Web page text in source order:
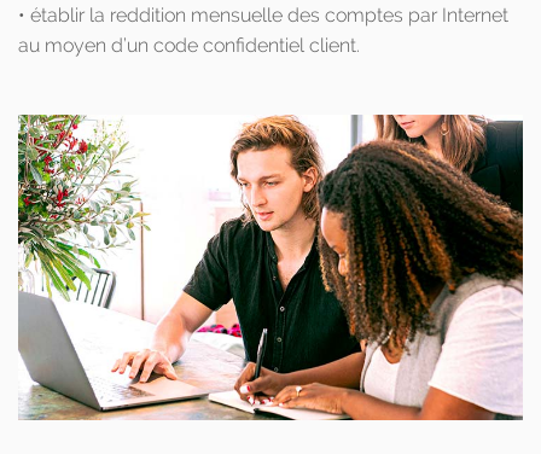
• établir la reddition mensuelle des comptes par Internet
au moyen d’un code confidentiel client.